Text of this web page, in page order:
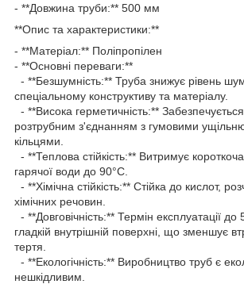
- **Довжина труби:** 500 мм
**Опис та характеристики:**
- **Матеріал:** Поліпропілен
- **Основні переваги:**
- **Безшумність:** Труба знижує рівень
спеціальному конструктиву та матеріалу.
- **Висока герметичність:**
розтрубним з'єднанням з гумовими
кільцями.
- **Теплова стійкість:** Витримує
гарячої води до 90°C.
- **Хімічна стійкість:** Стійка до кислот,
хімічних речовин.
- **Довговічність:** Термін експлуатації до
гладкій внутрішній поверхні, що зменшує
тертя.
- **Екологічність:** Виробництво труб є
нешкідливим.